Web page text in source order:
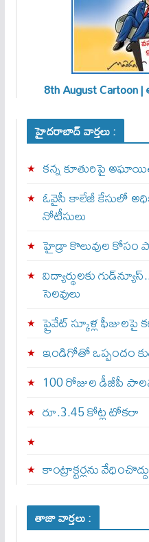
8th August Cartoon
హైదరాబాద్ వార్తలు :
కన్న కూతురిపై
ఓవైసీ కాలేజీ కేసులో
నోటీసులు
హైడ్రా కొలువుల కోసం
విద్యార్థులకు
సెలవులు
ప్రైవేట్ స్కూళ్ల
ఇండిగోతో ఒప్పందం
100 రోజుల డీజీపీ
రూ.3.45 కోట్ల టోకరా
కాంట్రాక్టర్లను వేధించొద్దు
తాజా వార్తలు :